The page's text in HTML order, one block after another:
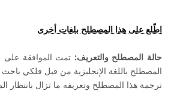
اطّلع على هذا المصطلح بلغات أخرى
حالة المصطلح والتعريف: تمت الموافقة على
المصطلح باللغة الإنجليزية من قبل فلكي
ترجمة هذا المصطلح وتعريفه ما تزال بانتظار